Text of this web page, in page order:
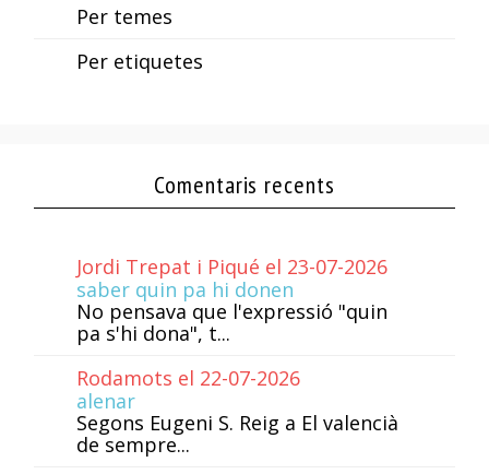
Per temes
Per etiquetes
Comentaris recents
Jordi Trepat i Piqué el 23-07-2026
saber quin pa hi donen
No pensava que l'expressió "quin
pa s'hi dona", t...
Rodamots el 22-07-2026
alenar
Segons Eugeni S. Reig a El valencià
de sempre...